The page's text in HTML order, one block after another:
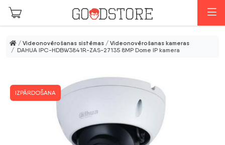
Skip to main content
/ Videonovērošanas sistēmas / Videonovērošanas kameras
/ DAHUA IPC-HDBW3841R-ZAS-27135 8MP Dome IP kamera
IZPĀRDOŠANA